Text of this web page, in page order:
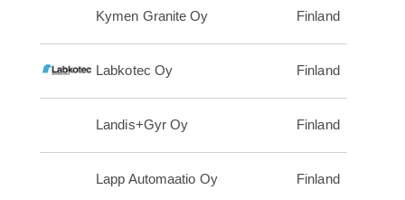
Kymen Granite Oy Finland
Labkotec Oy Finland
Landis+Gyr Oy Finland
Lapp Automaatio Oy Finland